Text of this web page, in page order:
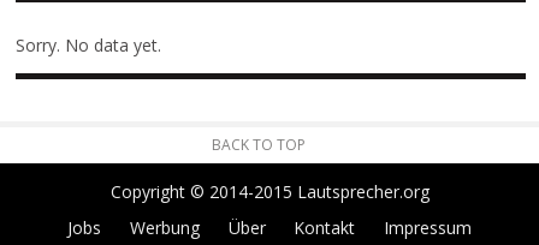
Sorry. No data yet.
BACK TO TOP
Copyright © 2014-2015 Lautsprecher.org
Jobs
Werbung Über Kontakt Impressum